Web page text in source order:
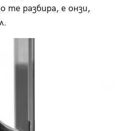
те разбира, е онзи,